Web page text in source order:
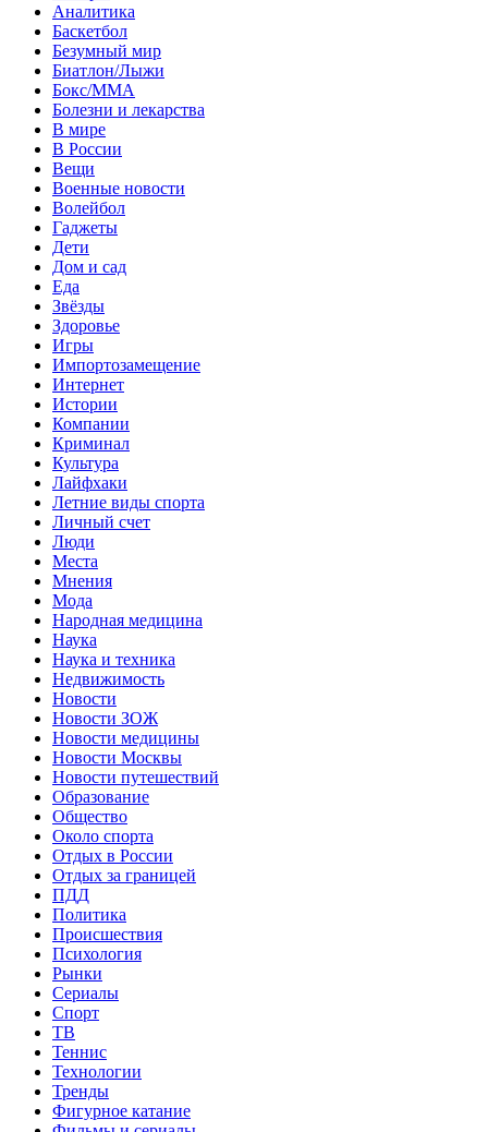
Аналитика
Баскетбол
Безумный мир
Биатлон/Лыжи
Бокс/MMA
Болезни и лекарства
В мире
В России
Вещи
Военные новости
Волейбол
Гаджеты
Дети
Дом и сад
Еда
Звёзды
Здоровье
Игры
Импортозамещение
Интернет
Истории
Компании
Криминал
Культура
Лайфхаки
Летние виды спорта
Личный счет
Люди
Места
Мнения
Мода
Народная медицина
Наука
Наука и техника
Недвижимость
Новости
Новости ЗОЖ
Новости медицины
Новости Москвы
Новости путешествий
Образование
Общество
Около спорта
Отдых в России
Отдых за границей
ПДД
Политика
Происшествия
Психология
Рынки
Сериалы
Спорт
ТВ
Теннис
Технологии
Тренды
Фигурное катание